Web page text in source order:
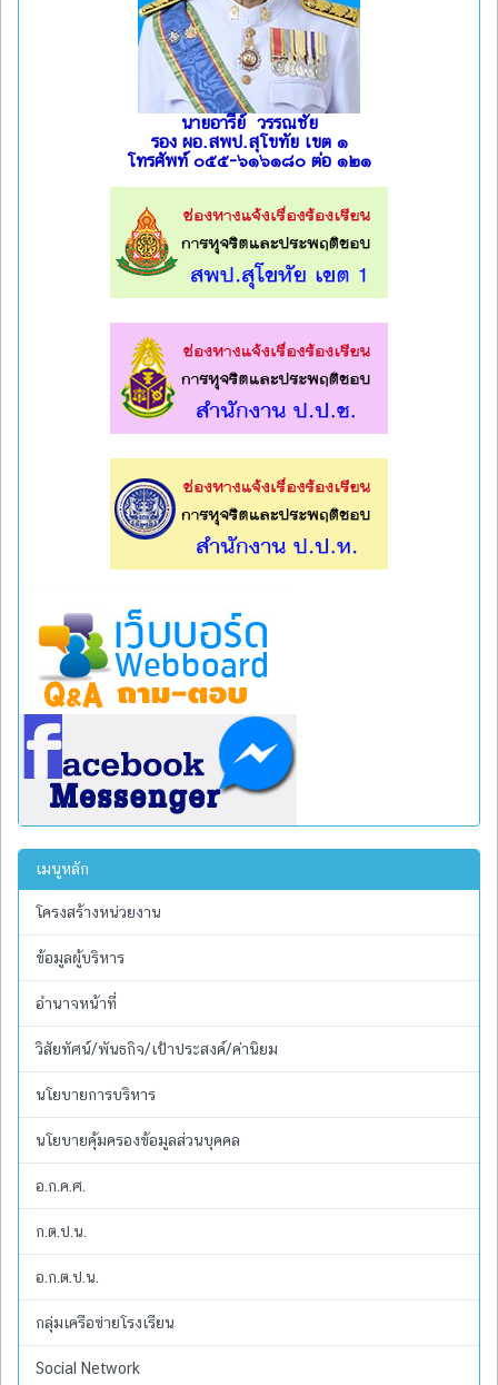
นายอารีย์ วรรณชัย
รอง ผอ.สพป.สุโขทัย เขต ๑
โทรศัพท์ ๐๕๕-๖๑๖๑๘๐ ต่อ ๑๒๑
เมนูหลัก
โครงสร้างหน่วยงาน
ข้อมูลผู้บริหาร
อำนาจหน้าที่
วิสัยทัศน์/พันธกิจ/เป้าประสงค์/ค่านิยม
นโยบายการบริหาร
นโยบายคุ้มครองข้อมูลส่วนบุคคล
อ.ก.ค.ศ.
ก.ต.ป.น.
อ.ก.ต.ป.น.
กลุ่มเครือข่ายโรงเรียน
Social Network